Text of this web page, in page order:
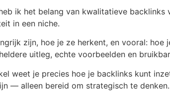
ik het belang van kwalitatieve backlinks
in een niche.
zijn, hoe je ze herkent, en vooral: hoe
uitleg, echte voorbeelden en
weet je precies hoe je backlinks kunt
— alleen bereid om strategisch te denken.